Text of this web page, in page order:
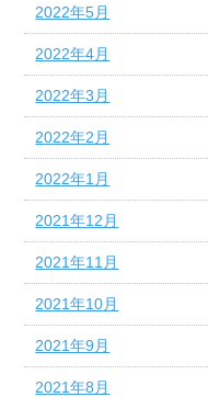
2022年5月
2022年4月
2022年3月
2022年2月
2022年1月
2021年12月
2021年11月
2021年10月
2021年9月
2021年8月